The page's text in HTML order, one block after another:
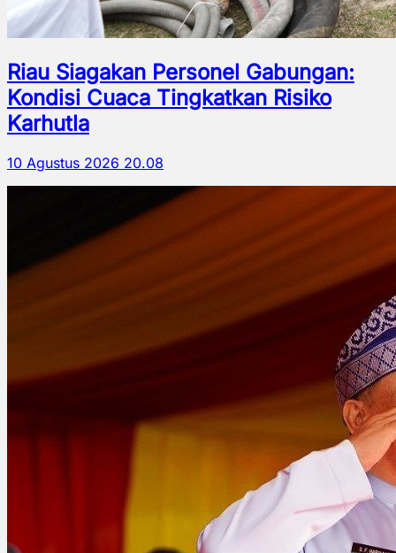
Riau Siagakan Personel Gabungan:
Kondisi Cuaca Tingkatkan Risiko
Karhutla
10 Agustus 2026 20.08